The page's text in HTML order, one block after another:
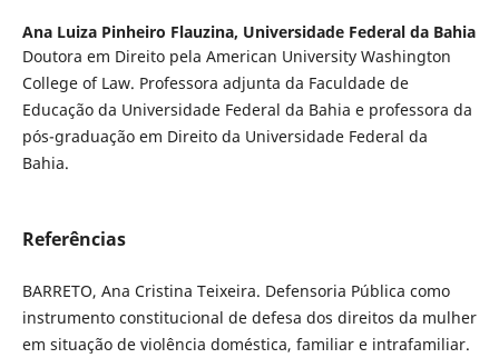
Ana Luiza Pinheiro Flauzina, Universidade Federal da Bahia
Doutora em Direito pela American University Washington
College of Law. Professora adjunta da Faculdade de
Educação da Universidade Federal da Bahia e professora da
pós-graduação em Direito da Universidade Federal da
Bahia.
Referências
BARRETO, Ana Cristina Teixeira. Defensoria Pública como
instrumento constitucional de defesa dos direitos da mulher
em situação de violência doméstica, familiar e intrafamiliar.